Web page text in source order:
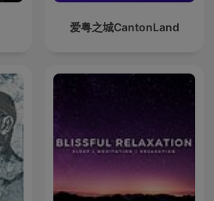
爱粤之城CantonLand